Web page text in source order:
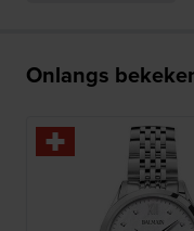
Onlangs